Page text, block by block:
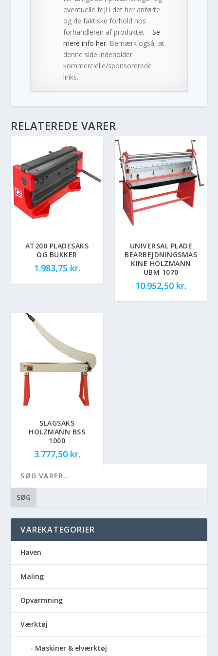
eventuelle fejl i det her anførte
og de faktiske forhold hos
forhandleren af produktet –Se
mere info her. Bemærk også, at
denne side indeholder
kommercielle/sponsorerede
links.
RELATEREDE VARER
AT200 PLADESAKS
OG BUKKER
1.983,75 kr.
UNIVERSAL PLADE
BEARBEJDNINGSMAS
KINE HOLZMANN
UBM 1070
10.952,50 kr.
SLAGSAKS
HOLZMANN BSS
1000
3.777,50 kr.
SØG
VAREKATEGORIER
Haven
Maling
Opvarmning
Værktøj
Maskiner & elværktøj